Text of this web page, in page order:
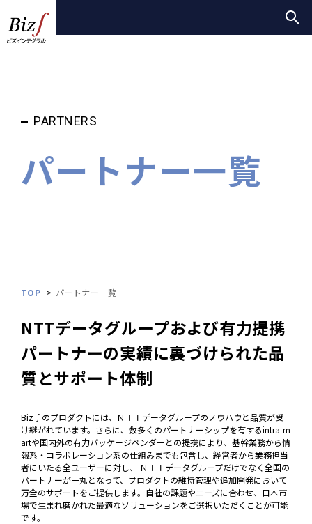
PARTNERS
パートナー一覧
TOP パートナー一覧
NTTデータグループおよび有力提携
パートナーの実績に裏づけられた品
質とサポート体制
Biz∫のプロダクトには、ＮＴＴデータグループのノウハウと品質が受
け継がれています。さらに、数多くのパートナーシップを有するintra-m
artや国内外の有力パッケージベンダーとの提携により、基幹業務から情
報系・コラボレーション系の仕組みまでも包含し、経営者から業務担当
者にいたる全ユーザーに対し、 ＮＴＴデータグループだけでなく全国の
パートナーが一丸となって、プロダクトの維持管理や追加開発において
万全のサポートをご提供します。自社の課題やニーズに合わせ、日本市
場で生まれ磨かれた最適なソリューションをご選択いただくことが可能
です。